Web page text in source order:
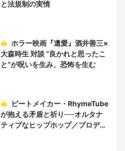
と法規制の実情
大森時生 対談 “良かれと思ったこ
と“が呪いを生み、恐怖を生む
が抱える矛盾と祈り──オルタナ
ティブなヒップホップ／プロデュ